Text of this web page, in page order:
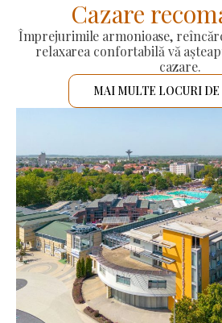
Cazare
Împrejurimile armonioase,
relaxarea confortabilă vă
cazare.
MAI MULTE LOCURI DE